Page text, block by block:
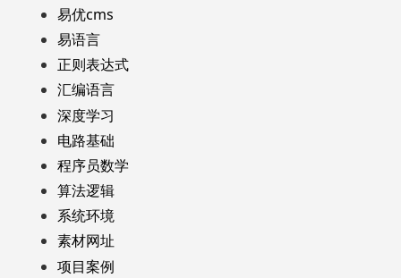
易优cms
易语言
正则表达式
汇编语言
深度学习
电路基础
程序员数学
算法逻辑
系统环境
素材网址
项目案例